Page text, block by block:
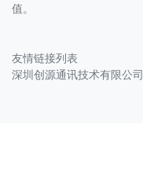
值。
友情链接列表
深圳创源通讯技术有限公司